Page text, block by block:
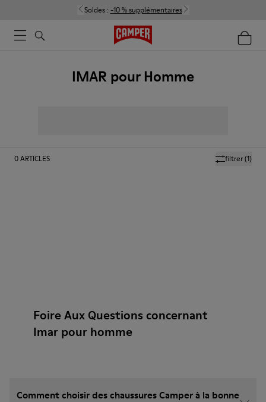
Soldes : -10 % supplémentaires
IMAR pour Homme
filtrer(1)
0ARTICLES
Foire Aux Questions concernant
Imar pour homme
Comment choisir des chaussures Camper à la bonne